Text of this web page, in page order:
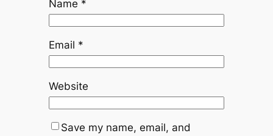
Name *
Email *
Website
Save my name, email, and